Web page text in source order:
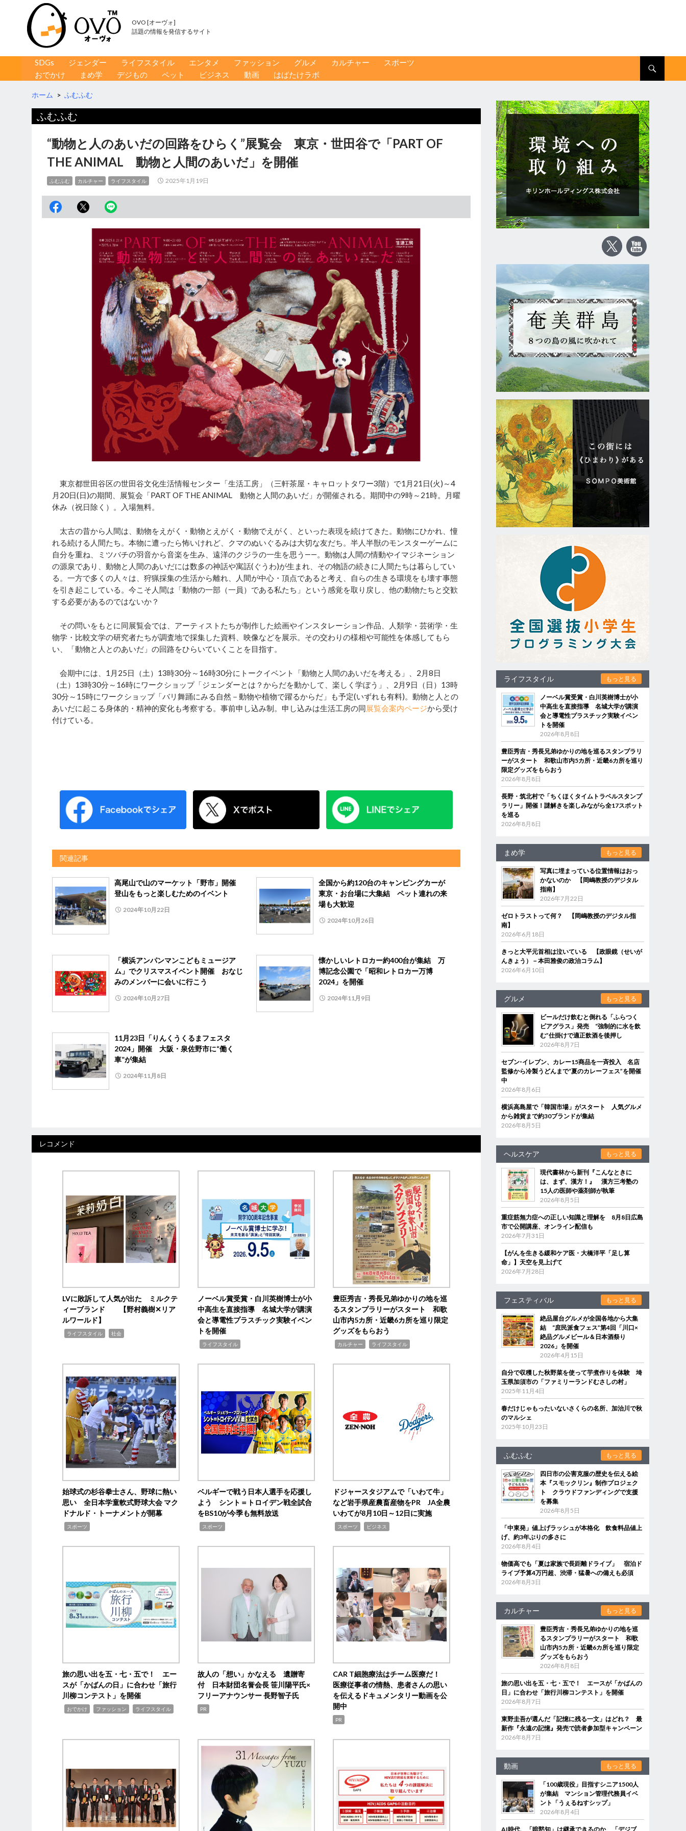
OVO [オーヴォ]
話題の情報を発信するサイト
コンテンツへ移動
SDGs ジェンダー ライフスタイル エンタメ ファッション グルメ カルチャー
スポーツ
おでかけ
まめ学 デジもの ペット ビジネス 動画 はばたけラボ
ホーム > ふむふむ
ふむふむ
“動物と人のあいだの回路をひらく”展覧会 東京・世田谷で「PART OF
THE ANIMAL 動物と人間のあいだ」を開催
ふむふむ カルチャー ライフスタイル 2025年1月19日
東京都世田谷区の世田谷文化生活情報センター「生活工房」（三軒茶屋・キャロットタワー3階）で1月21日(火)～4
月20日(日)の期間、展覧会「PART OF THE ANIMAL 動物と人間のあいだ」が開催される。期間中の9時～21時。月曜
休み（祝日除く）。入場無料。
太古の昔から人間は、動物をえがく・動物とえがく・動物でえがく、といった表現を続けてきた。動物にひかれ、憧
れる続ける人間たち。本物に遭ったら怖いけれど、クマのぬいぐるみは大切な友だち。半人半獣のモンスターゲームに
自分を重ね、ミツバチの羽音から音楽を生み、遠洋のクジラの一生を思う――。動物は人間の情動やイマジネーション
の源泉であり、動物と人間のあいだには数多の神話や寓話(ぐうわ)が生まれ、その物語の続きに人間たちは暮らしてい
る。一方で多くの人々は、狩猟採集の生活から離れ、人間が中心・頂点であると考え、自らの生きる環境をも壊す事態
を引き起こしている。今こそ人間は「動物の一部（一員）である私たち」という感覚を取り戻し、他の動物たちと交歓
する必要があるのではないか？
その問いをもとに同展覧会では、アーティストたちが制作した絵画やインスタレーション作品、人類学・芸術学・生
物学・比較文学の研究者たちが調査地で採集した資料、映像などを展示。その交わりの様相や可能性を体感してもら
い、「動物と人とのあいだ」の回路をひらいていくことを目指す。
会期中には、1月25日（土）13時30分～16時30分にトークイベント「動物と人間のあいだを考える」、2月8日
（土）13時30分～16時にワークショップ「ジェンダーとは？からだを動かして、楽しく学ぼう」、2月9日（日）13時
30分～15時にワークショップ「バリ舞踊にみる自然－動物や植物で躍るからだ」も予定(いずれも有料)。動物と人との
あいだに起こる身体的・精神的変化も考察する。事前申し込み制。申し込みは生活工房の同展覧会案内ページから受け
付けている。
関連記事
高尾山で山のマーケット「野市」開催
登山をもっと楽しむためのイベント
2024年10月22日
全国から約120台のキャンピングカーが
東京・お台場に大集結 ペット連れの来
場も大歓迎
2024年10月26日
「横浜アンパンマンこどもミュージア
ム」でクリスマスイベント開催 おなじ
みのメンバーに会いに行こう
2024年10月27日
懐かしいレトロカー約400台が集結 万
博記念公園で「昭和レトロカー万博
2024」を開催
2024年11月9日
11月23日「りんくうくるまフェスタ
2024」開催 大阪・泉佐野市に“働く
車”が集結
2024年11月8日
レコメンド
LVに敗訴して人気が出た ミルクテ
ィーブランド 【野村義樹✕リア
ルワールド】
ライフスタイル 社会
ノーベル賞受賞・白川英樹博士が小
中高生を直接指導 名城大学が講演
会と導電性プラスチック実験イベン
トを開催
ライフスタイル
豊臣秀吉・秀長兄弟ゆかりの地を巡
るスタンプラリーがスタート 和歌
山市内5カ所・近畿6カ所を巡り限定
グッズをもらおう
カルチャー ライフスタイル
始球式の杉谷拳士さん、野球に熱い
思い 全日本学童軟式野球大会 マク
ドナルド・トーナメントが開幕
スポーツ
ベルギーで戦う日本人選手を応援し
よう シント＝トロイデン戦全試合
をBS10が今季も無料放送
スポーツ
ドジャースタジアムで「いわて牛」
など岩手県産農畜産物をPR JA全農
いわてが8月10日～12日に実施
スポーツ ビジネス
旅の思い出を五・七・五で！ エー
スが「かばんの日」に合わせ「旅行
川柳コンテスト」を開催
おでかけ ファッション ライフスタイル
故人の「想い」かなえる 遺贈寄
付 日本財団名誉会長 笹川陽平氏×
フリーアナウンサー 長野智子氏
PR
CAR T細胞療法はチーム医療だ！
医療従事者の情熱、患者さんの思い
を伝えるドキュメンタリー動画を公
開中
PR
ライフスタイル もっと見る
ノーベル賞受賞・白川英樹博士が小
中高生を直接指導 名城大学が講演
会と導電性プラスチック実験イベン
トを開催
2026年8月8日
豊臣秀吉・秀長兄弟ゆかりの地を巡るスタンプラリ
ーがスタート 和歌山市内5カ所・近畿6カ所を巡り
限定グッズをもらおう
2026年8月8日
長野・筑北村で「ちくほくタイムトラベルスタンプ
ラリー」開催！謎解きを楽しみながら全17スポット
を巡る
2026年8月8日
まめ学 もっと見る
写真に埋まっている位置情報はおっ
かないのか 【岡嶋教授のデジタル
指南】
2026年7月22日
ゼロトラストって何？ 【岡嶋教授のデジタル指
南】
2026年6月18日
きっと大平元首相は泣いている 【政眼鏡（せいが
んきょう）－本田雅俊の政治コラム】
2026年6月10日
グルメ もっと見る
ビールだけ飲むと倒れる「ふらつく
ビアグラス」発売 “強制的に水を飲
む”仕掛けで適正飲酒を後押し
2026年8月7日
セブン‐イレブン、カレー15商品を一斉投入 名店
監修から冷製うどんまで“夏のカレーフェス”を開催
中
2026年8月6日
横浜高島屋で「韓国市場」がスタート 人気グルメ
から雑貨まで約30ブランドが集結
2026年8月5日
ヘルスケア もっと見る
現代書林から新刊『こんなときに
は、まず、漢方！』 漢方三考塾の
15人の医師や薬剤師が執筆
2026年8月5日
重症筋無力症への正しい知識と理解を 8月8日広島
市で公開講座、オンライン配信も
2026年7月31日
【がんを生きる緩和ケア医・大橋洋平「足し算
命」】天空を見上げて
2026年7月28日
フェスティバル もっと見る
絶品屋台グルメが全国各地から大集
結 “庶民派食フェス”第4回「川口×
絶品グルメビール＆日本酒祭り
2026」を開催
2026年4月15日
自分で収穫した秋野菜を使って芋煮作りを体験 埼
玉県加須市の「ファミリーランドむさしの村」
2025年11月4日
春だけじゃもったいないさくらの名所、加治川で秋
のマルシェ
2025年10月23日
ふむふむ もっと見る
四日市の公害克服の歴史を伝える絵
本『スモックリン』制作プロジェク
ト クラウドファンディングで支援
を募集
2026年8月5日
「中東発」値上げラッシュが本格化 飲食料品値上
げ、約3年ぶりの多さに
2026年8月4日
物価高でも「夏は家族で長距離ドライブ」 宿泊ド
ライブ予算4万円超、渋滞・猛暑への備えも必須
2026年8月3日
カルチャー もっと見る
豊臣秀吉・秀長兄弟ゆかりの地を巡
るスタンプラリーがスタート 和歌
山市内5カ所・近畿6カ所を巡り限定
グッズをもらおう
2026年8月8日
旅の思い出を五・七・五で！ エースが「かばんの
日」に合わせ「旅行川柳コンテスト」を開催
2026年8月7日
東野圭吾が選んだ「記憶に残る一文」はどれ？ 最
新作『永遠の記憶』発売で読者参加型キャンペーン
2026年8月7日
動画 もっと見る
「100歳現役」目指すシニア1500人
が集結 マンション管理代務員イベ
ント「うぇるねすシップ」
2026年8月4日
AI時代、「暗黙知」は継承できるのか 「デジブ